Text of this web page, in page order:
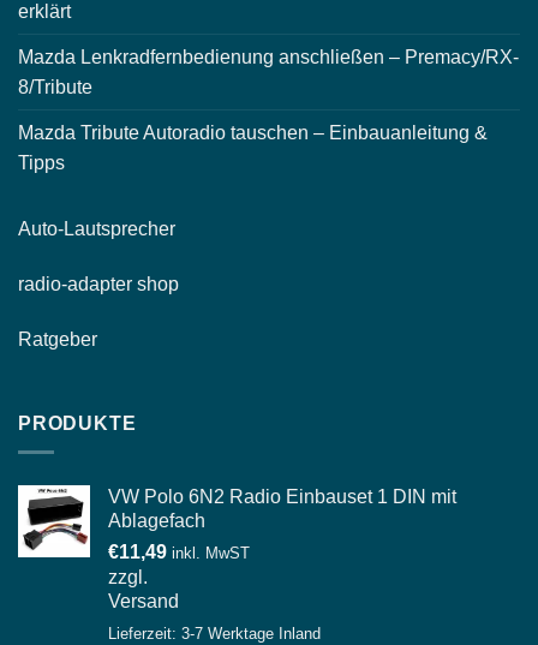
erklärt
Mazda Lenkradfernbedienung anschließen – Premacy/RX-
8/Tribute
Mazda Tribute Autoradio tauschen – Einbauanleitung &
Tipps
Auto-Lautsprecher
radio-adapter shop
Ratgeber
PRODUKTE
VW Polo 6N2 Radio Einbauset 1 DIN mit
Ablagefach
€11,49 inkl. MwST
zzgl.
Versand
Lieferzeit: 3-7 Werktage Inland